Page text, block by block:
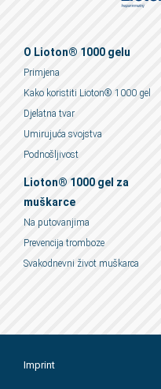
O Lioton® 1000 gelu
Primjena
Kako koristiti Lioton® 1000 gel
Djelatna tvar
Umirujuća svojstva
Podnošljivost
Lioton® 1000 gel za
muškarce
Na putovanjima
Prevencija tromboze
Svakodnevni život muškarca
Imprint